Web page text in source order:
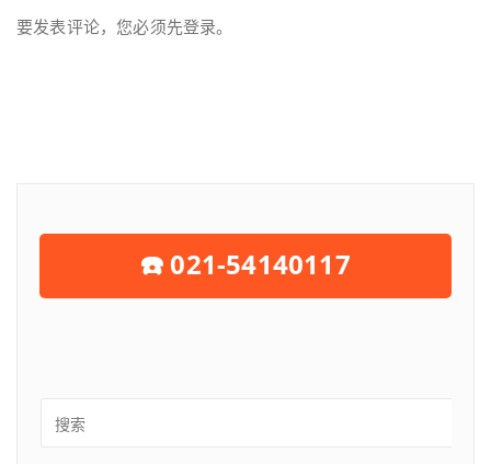
要发表评论，您必须先登录。
☎️ 021-54140117